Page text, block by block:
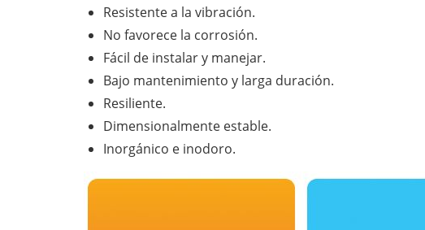
Resistente a la vibración.
No favorece la corrosión.
Fácil de instalar y manejar.
Bajo mantenimiento y larga duración.
Resiliente.
Dimensionalmente estable.
Inorgánico e inodoro.